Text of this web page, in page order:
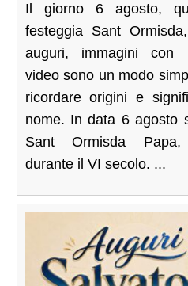
Il giorno 6 agosto,
festeggia Sant
auguri, immagini con
video sono un modo
ricordare origini e
nome. In data 6 agosto
Sant Ormisda Papa,
durante il VI secolo. ...